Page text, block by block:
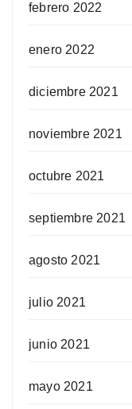
febrero 2022
enero 2022
diciembre 2021
noviembre 2021
octubre 2021
septiembre 2021
agosto 2021
julio 2021
junio 2021
mayo 2021